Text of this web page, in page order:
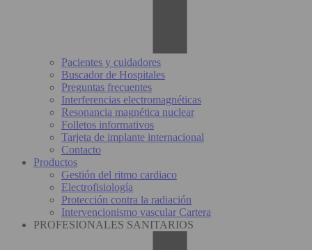
Pacientes y cuidadores
Buscador de Hospitales
Preguntas frecuentes
Interferencias electromagnéticas
Resonancia magnética nuclear
Folletos informativos
Tarjeta de implante internacional
Contacto
Productos
Gestión del ritmo cardiaco
Electrofisiología
Protección contra la radiación
Intervencionismo vascular Cartera
PROFESIONALES SANITARIOS